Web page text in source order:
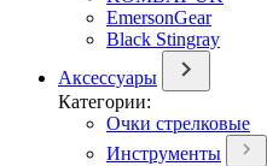
EmersonGear
Black Stingray
Аксессуары
Категории:
Очки стрелковые
Инструменты